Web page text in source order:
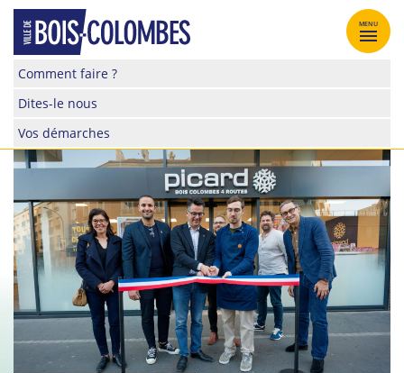
Skip
content
Site
de
la
de
Colombes
Comment faire ?
Dites-le nous
Vos démarches
MENU